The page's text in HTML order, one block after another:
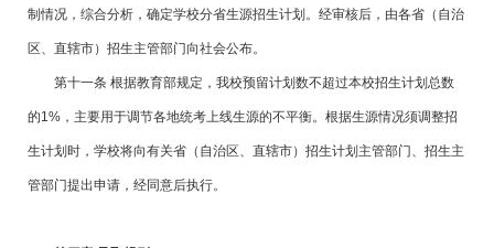
制情况，综合分析，确定学校分省生源招生计划。经审核后，由各省（自治
区、直辖市）招生主管部门向社会公布。
第十一条 根据教育部规定，我校预留计划数不超过本校招生计划总数
的1%，主要用于调节各地统考上线生源的不平衡。根据生源情况须调整招
生计划时，学校将向有关省（自治区、直辖市）招生计划主管部门、招生主
管部门提出申请，经同意后执行。